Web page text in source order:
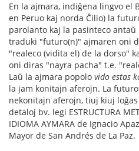
En la ajmara, indiĝena lingvo el
en Peruo kaj norda Ĉilio) la
parolanto kaj la pasinteco
traduki "futuro(n)" ajmaren oni
"realeco (vidita el) de la dorso"
oni diras "nayra pacha" t.e.
Laŭ la ajmara popolo vido estas
la jam konitajn aferojn. La
nekonitajn aferojn, tiuj kiuj
detaloj bv. legi ESTRUCTURA
IDIOMA AYMARA de Ignacio
Mayor de San Andrés de La Paz.